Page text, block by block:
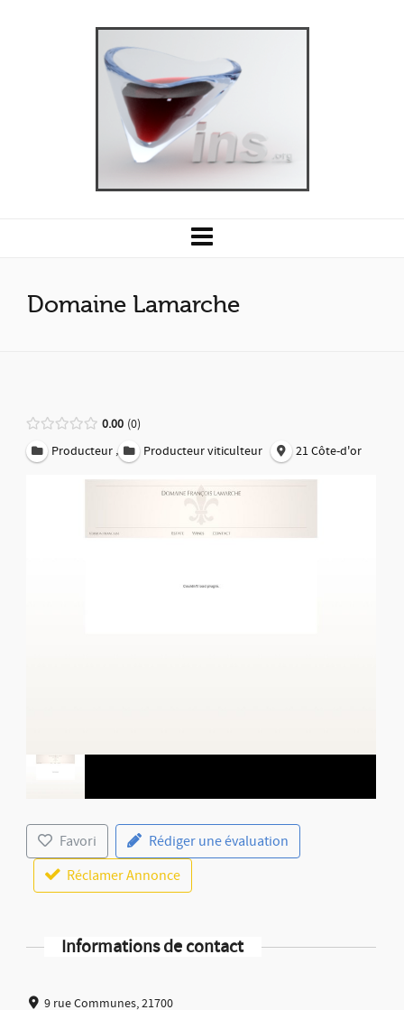
Domaine Lamarche
0.00 0
Producteur , Producteur viticulteur 21 Côte-d'or
Favori
Rédiger une évaluation
Réclamer Annonce
Informations de contact
9 rue Communes, 21700